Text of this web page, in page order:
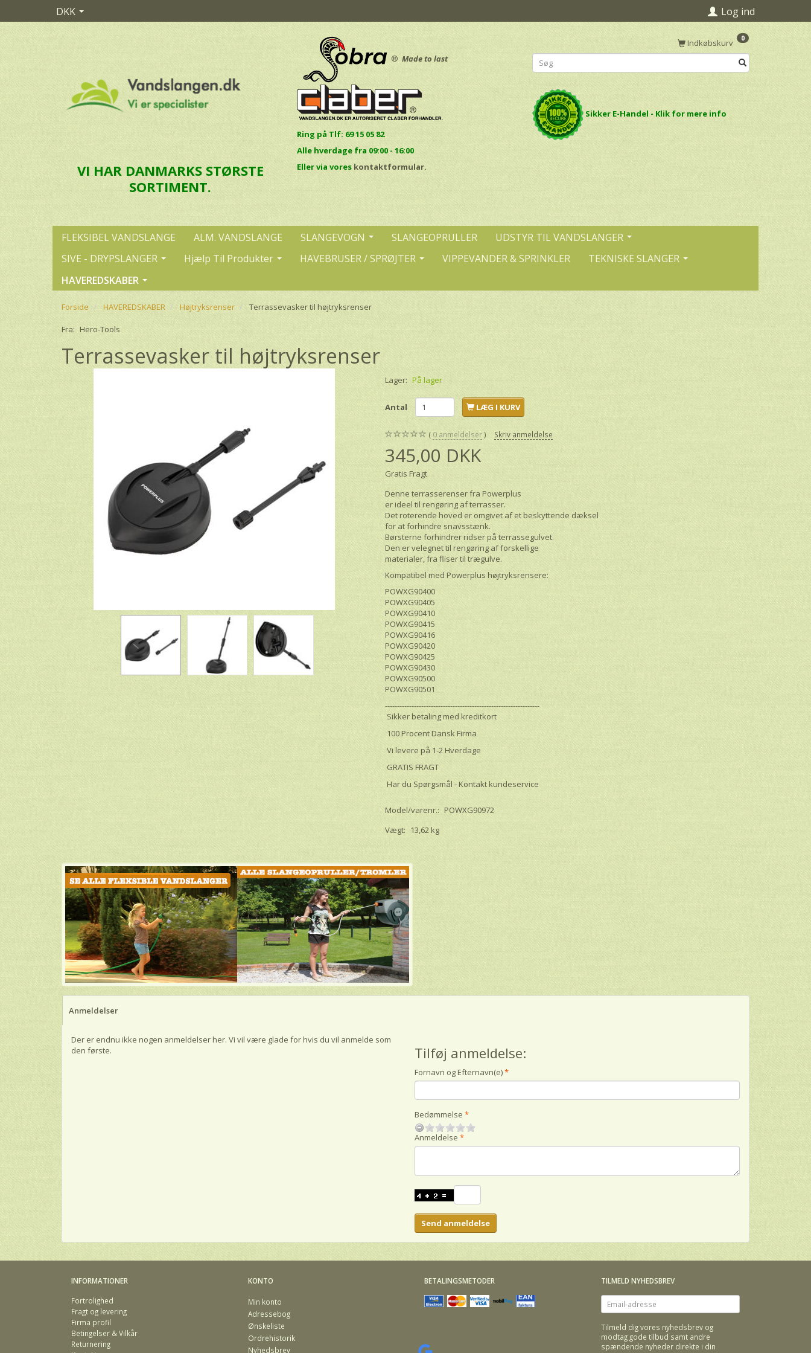
DKK Log ind
VI HAR DANMARKS STØRSTE
SORTIMENT.
® Made to last
Ring på Tlf: 69 15 05 82
Alle hverdage fra 09:00 - 16:00
Eller via vores kontaktformular.
Indkøbskurv 0
Sikker E-Handel - Klik for mere info
FLEKSIBEL VANDSLANGE ALM. VANDSLANGE SLANGEVOGN SLANGEOPRULLER
UDSTYR TIL VANDSLANGER
SIVE - DRYPSLANGER
Hjælp Til Produkter HAVEBRUSER / SPRØJTER VIPPEVANDER & SPRINKLER
TEKNISKE SLANGER
HAVEREDSKABER
Forside HAVEREDSKABER Højtryksrenser Terrassevasker til højtryksrenser
Fra: Hero-Tools
Terrassevasker til højtryksrenser
Lager: På lager
Antal LÆG I KURV
0 anmeldelser Skriv anmeldelse
345,00 DKK
Gratis Fragt
Denne terrasserenser fra Powerplus
er ideel til rengøring af terrasser.
Det roterende hoved er omgivet af et beskyttende dæksel
for at forhindre snavsstænk.
Børsterne forhindrer ridser på terrassegulvet.
Den er velegnet til rengøring af forskellige
materialer, fra fliser til trægulve.
Kompatibel med Powerplus højtryksrensere:
POWXG90400
POWXG90405
POWXG90410
POWXG90415
POWXG90416
POWXG90420
POWXG90425
POWXG90430
POWXG90500
POWXG90501
----------------------------------------------------------------
Sikker betaling med kreditkort
100 Procent Dansk Firma
Vi levere på 1-2 Hverdage
GRATIS FRAGT
Har du Spørgsmål - Kontakt kundeservice
Model/varenr.: POWXG90972
Vægt: 13,62 kg
Anmeldelser
Der er endnu ikke nogen anmeldelser her. Vi vil være glade for hvis du vil anmelde som
den første.
Tilføj anmeldelse:
Fornavn og Efternavn(e)
Bedømmelse
Anmeldelse
Send anmeldelse
INFORMATIONER
Fortrolighed
Fragt og levering
Firma profil
Betingelser & Vilkår
Returnering
KONTO
Min konto
Adressebog
Ønskeliste
Ordrehistorik
Nyhedsbrev
BETALINGSMETODER
TILMELD NYHEDSBREV
Email-
adresse
Tilmeld dig vores nyhedsbrev og
modtag gode tilbud samt andre
spændende nyheder direkte i din